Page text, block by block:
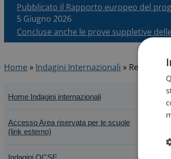
Pubblicato il Rapporto europeo del
5 Giugno 2026
Concluse anche le prove suppletive
Home » Indagini Internazionali »
Home Indagini internazionali
Accesso Area riservata per le scuole
(link esterno)
Indagini OCSE